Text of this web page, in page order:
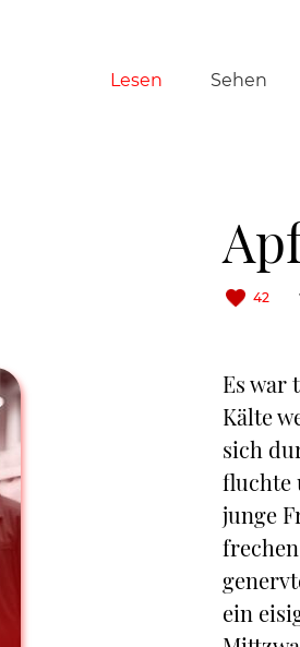
Navigation
Lesen Sehen
42
Es war
Kälte
sich
fluchte
junge
ein